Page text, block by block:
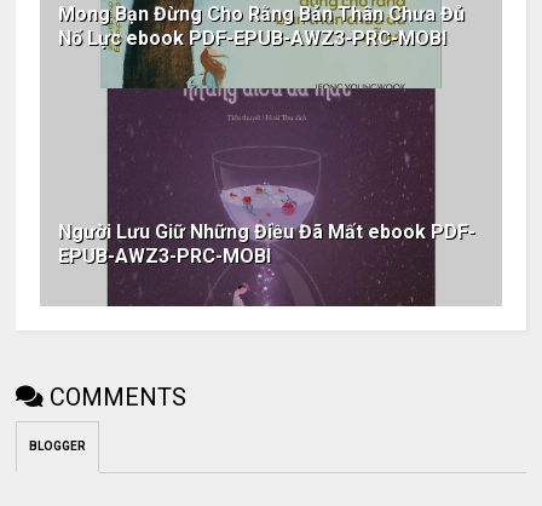
Mong Bạn Đừng Cho Rằng Bản Thân Chưa Đủ
Nổ Lực ebook PDF-EPUB-AWZ3-PRC-MOBI
Người Lưu Giữ Những Điều Đã Mất ebook PDF-
EPUB-AWZ3-PRC-MOBI
COMMENTS
BLOGGER